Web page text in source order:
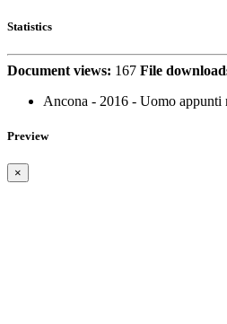
Statistics
Document views: 167 File
Ancona - 2016 - Uomo
Preview
×